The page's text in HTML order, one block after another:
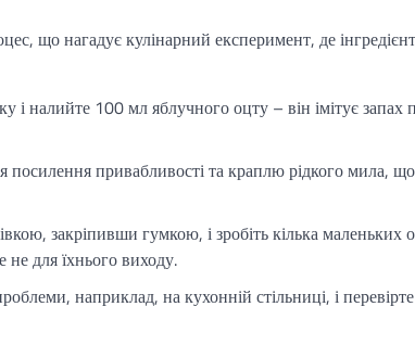
що нагадує кулінарний експеримент, де
і налийте 100 мл яблучного оцту – він імітує запах
привабливості та краплю рідкого мила,
закріпивши гумкою, і зробіть кілька маленьких
для їхнього виходу.
наприклад, на кухонній стільниці, і перевірте